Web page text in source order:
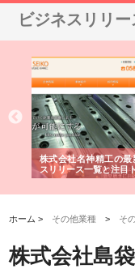
ビジネスリリ
株式会社名神精工の最
スリリース一覧と注目
ホーム > その他業種 > そ
株式会社島